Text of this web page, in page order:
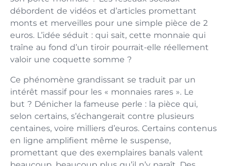
débordent de vidéos et d’articles promettant
monts et merveilles pour une simple pièce de 2
euros. L’idée séduit : qui sait, cette monnaie qui
traîne au fond d’un tiroir pourrait-elle réellement
valoir une coquette somme ?
Ce phénomène grandissant se traduit par un
intérêt massif pour les « monnaies rares ». Le
but ? Dénicher la fameuse perle : la pièce qui,
selon certains, s’échangerait contre plusieurs
centaines, voire milliers d’euros. Certains contenus
en ligne amplifient même le suspense,
promettant que des exemplaires banals valent